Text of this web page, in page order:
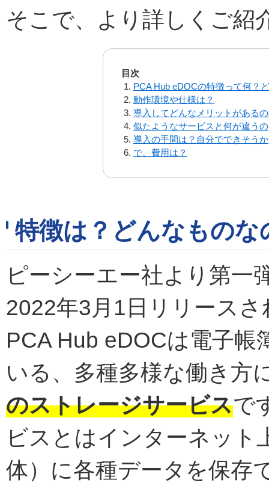
そこで、より詳しくご紹
目次
PCA Hub eDOCの特徴って何？
動作環境や仕様は？
導入してどんなメリットがある
似たようなサービスと何が違うの
導入の手間は？自分でできそうか
で、費用は？
特徴は？どんなものな
ピーシーエー社より第一
2022年3月1日リリース
PCA Hub eDOCは電子帳
いる、多種多様な働き方
のストレージサービスで
ビスとはインターネット
体）に各種データを保存